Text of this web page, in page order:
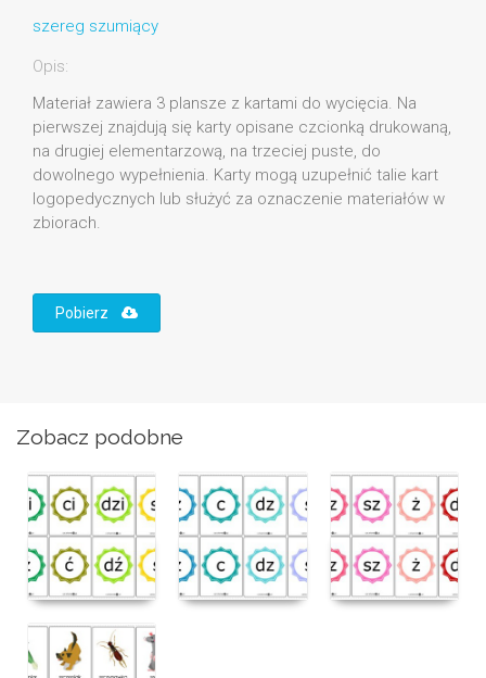
szereg szumiący
Opis:
Materiał zawiera 3 plansze z kartami do wycięcia. Na
pierwszej znajdują się karty opisane czcionką drukowaną,
na drugiej elementarzową, na trzeciej puste, do
dowolnego wypełnienia. Karty mogą uzupełnić talie kart
logopedycznych lub służyć za oznaczenie materiałów w
zbiorach.
Pobierz
Zobacz podobne